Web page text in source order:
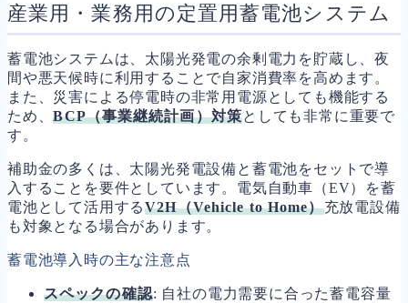
産業用・業務用の定置用蓄電池システム
蓄電池システムは、太陽光発電の余剰電力を貯蔵し、夜
間や悪天候時に利用することで自家消費率を高めます。
また、災害による停電時の非常用電源としても機能する
ため、BCP（事業継続計画）対策としても非常に重要で
す。
補助金の多くは、太陽光発電設備と蓄電池をセットで導
入することを要件としています。電気自動車（EV）を蓄
電池として活用するV2H（Vehicle to Home）充放電設備
も対象となる場合があります。
蓄電池導入時の主な注意点
スペックの確認: 自社の電力需要に合った蓄電容量